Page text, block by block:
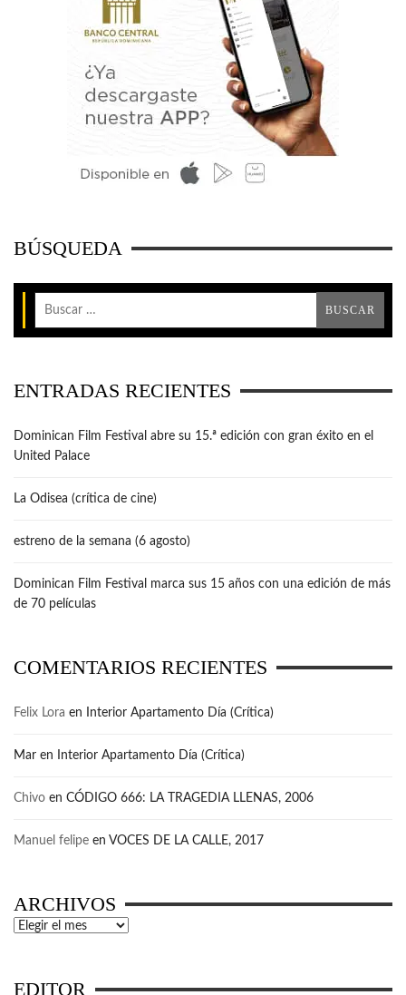
BÚSQUEDA
ENTRADAS RECIENTES
Dominican Film Festival abre su 15.ª edición con gran éxito en el
United Palace
La Odisea (crítica de cine)
estreno de la semana (6 agosto)
Dominican Film Festival marca sus 15 años con una edición de más
de 70 películas
COMENTARIOS RECIENTES
Felix Lora en Interior Apartamento Día (Crítica)
Mar en Interior Apartamento Día (Crítica)
Chivo en CÓDIGO 666: LA TRAGEDIA LLENAS, 2006
Manuel felipe en VOCES DE LA CALLE, 2017
ARCHIVOS
Archivos
EDITOR